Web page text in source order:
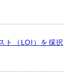
ト（LOI）を採択